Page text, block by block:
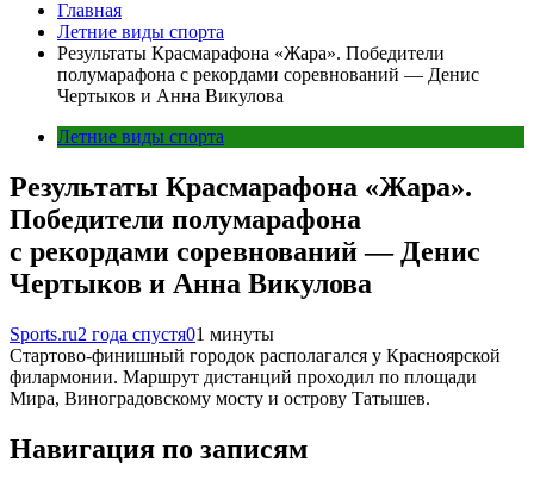
Главная
Летние виды спорта
Результаты Красмарафона «Жара». Победители
полумарафона с рекордами соревнований — Денис
Чертыков и Анна Викулова
Летние виды спорта
Результаты Красмарафона «Жара».
Победители полумарафона
с рекордами соревнований — Денис
Чертыков и Анна Викулова
Sports.ru2 года спустя01 минуты
Стартово-финишный городок располагался у Красноярской
филармонии. Маршрут дистанций проходил по площади
Мира, Виноградовскому мосту и острову Татышев.
Навигация по записям